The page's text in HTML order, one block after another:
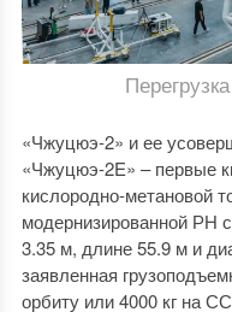
«Чжуцюэ-2» и ее
«Чжуцюэ-2E» – первые
кислородно-метановой
модернизированной РН
3.35 м, длине 55.9 м и
заявленная
орбиту или 4000 кг на